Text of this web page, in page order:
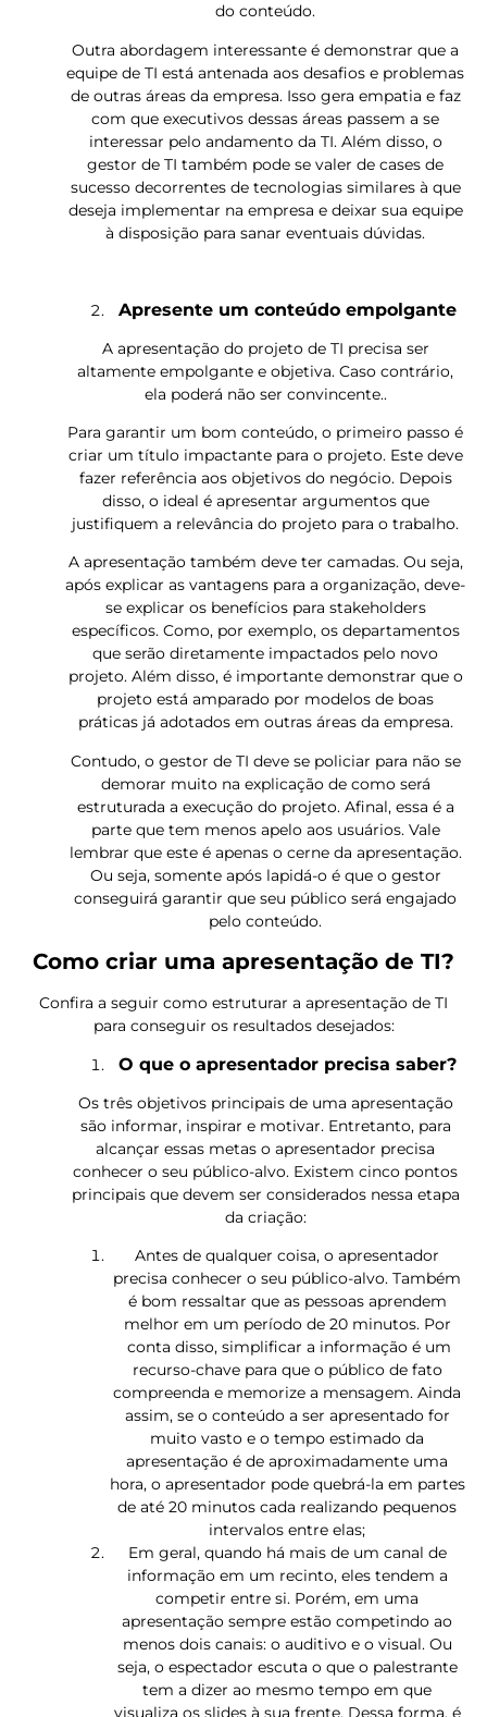
do conteúdo.
Outra abordagem interessante é demonstrar que a
equipe de TI está antenada aos desafios e problemas
de outras áreas da empresa. Isso gera empatia e faz
com que executivos dessas áreas passem a se
interessar pelo andamento da TI. Além disso, o
gestor de TI também pode se valer de cases de
sucesso decorrentes de tecnologias similares à que
deseja implementar na empresa e deixar sua equipe
à disposição para sanar eventuais dúvidas.
Apresente um conteúdo empolgante
A apresentação do projeto de TI precisa ser
altamente empolgante e objetiva. Caso contrário,
ela poderá não ser convincente..
Para garantir um bom conteúdo, o primeiro passo é
criar um título impactante para o projeto. Este deve
fazer referência aos objetivos do negócio. Depois
disso, o ideal é apresentar argumentos que
justifiquem a relevância do projeto para o trabalho.
A apresentação também deve ter camadas. Ou seja,
após explicar as vantagens para a organização, deve-
se explicar os benefícios para stakeholders
específicos. Como, por exemplo, os departamentos
que serão diretamente impactados pelo novo
projeto. Além disso, é importante demonstrar que o
projeto está amparado por modelos de boas
práticas já adotados em outras áreas da empresa.
Contudo, o gestor de TI deve se policiar para não se
demorar muito na explicação de como será
estruturada a execução do projeto. Afinal, essa é a
parte que tem menos apelo aos usuários. Vale
lembrar que este é apenas o cerne da apresentação.
Ou seja, somente após lapidá-o é que o gestor
conseguirá garantir que seu público será engajado
pelo conteúdo.
Como criar uma apresentação de TI?
Confira a seguir como estruturar a apresentação de TI
para conseguir os resultados desejados:
O que o apresentador precisa saber?
Os três objetivos principais de uma apresentação
são informar, inspirar e motivar. Entretanto, para
alcançar essas metas o apresentador precisa
conhecer o seu público-alvo. Existem cinco pontos
principais que devem ser considerados nessa etapa
da criação:
Antes de qualquer coisa, o apresentador
precisa conhecer o seu público-alvo. Também
é bom ressaltar que as pessoas aprendem
melhor em um período de 20 minutos. Por
conta disso, simplificar a informação é um
recurso-chave para que o público de fato
compreenda e memorize a mensagem. Ainda
assim, se o conteúdo a ser apresentado for
muito vasto e o tempo estimado da
apresentação é de aproximadamente uma
hora, o apresentador pode quebrá-la em partes
de até 20 minutos cada realizando pequenos
intervalos entre elas;
Em geral, quando há mais de um canal de
informação em um recinto, eles tendem a
competir entre si. Porém, em uma
apresentação sempre estão competindo ao
menos dois canais: o auditivo e o visual. Ou
seja, o espectador escuta o que o palestrante
tem a dizer ao mesmo tempo em que
visualiza os slides à sua frente. Dessa forma, é